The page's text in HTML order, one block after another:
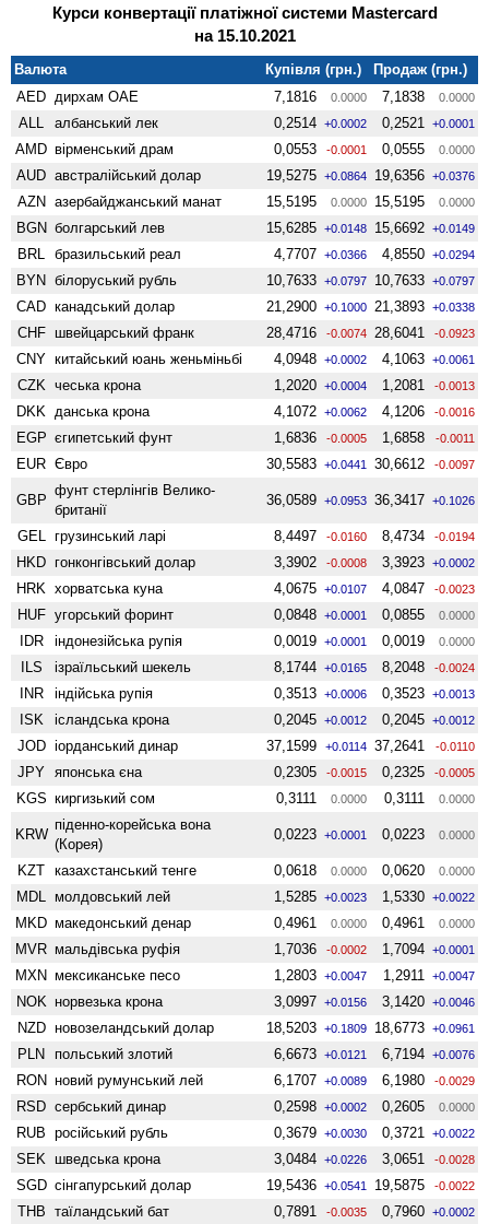
Курси конвертації платіжної системи Mastercard
на 15.10.2021
Валюта Купівля (грн.)
Продаж (грн.)
AED дирхам ОАЕ 7,1816 0.0000 7,1838 0.0000
ALL албанський лек 0,2514 +0.0002 0,2521 +0.0001
AMD вiрменський драм 0,0553 -0.0001 0,0555 0.0000
AUD австралійський долар 19,5275 +0.0864 19,6356 +0.0376
AZN азербайджанський манат 15,5195 0.0000 15,5195 0.0000
BGN болгарський лев 15,6285 +0.0148 15,6692 +0.0149
BRL бразильський реал 4,7707 +0.0366 4,8550 +0.0294
BYN білоруський рубль 10,7633 +0.0797 10,7633 +0.0797
CAD канадський долар 21,2900 +0.1000 21,3893 +0.0338
CHF швейцарський франк 28,4716 -0.0074 28,6041 -0.0923
CNY китайський юань женьмiньбi 4,0948 +0.0002 4,1063 +0.0061
CZK чеська крона 1,2020 +0.0004 1,2081 -0.0013
DKK данська крона 4,1072 +0.0062 4,1206 -0.0016
EGP єгипетський фунт 1,6836 -0.0005 1,6858 -0.0011
EUR Євро 30,5583 +0.0441 30,6612 -0.0097
GBP
фунт стерлінгів Велико­
британії
36,0589 +0.0953 36,3417 +0.1026
GEL грузинський ларі 8,4497 -0.0160 8,4734 -0.0194
HKD гонконгівський долар 3,3902 -0.0008 3,3923 +0.0002
HRK хорватська куна 4,0675 +0.0107 4,0847 -0.0023
HUF угорський форинт 0,0848 +0.0001 0,0855 0.0000
IDR індонезійська рупія 0,0019 +0.0001 0,0019 0.0000
ILS ізраїльський шекель 8,1744 +0.0165 8,2048 -0.0024
INR індійська рупія 0,3513 +0.0006 0,3523 +0.0013
ISK ісландська крона 0,2045 +0.0012 0,2045 +0.0012
JOD іорданський динар 37,1599 +0.0114 37,2641 -0.0110
JPY японська єна 0,2305 -0.0015 0,2325 -0.0005
KGS киргизький сом 0,3111 0.0000 0,3111 0.0000
KRW
піденно-корейська вона
(Корея)
0,0223 +0.0001 0,0223 0.0000
KZT казахстанський тенге 0,0618 0.0000 0,0620 0.0000
MDL молдовський лей 1,5285 +0.0023 1,5330 +0.0022
MKD македонський денар 0,4961 0.0000 0,4961 0.0000
MVR мальдівська руфія 1,7036 -0.0002 1,7094 +0.0001
MXN мексиканське песо 1,2803 +0.0047 1,2911 +0.0047
NOK норвезька крона 3,0997 +0.0156 3,1420 +0.0046
NZD ново­зеландський долар 18,5203 +0.1809 18,6773 +0.0961
PLN польський злотий 6,6673 +0.0121 6,7194 +0.0076
RON новий румунський лей 6,1707 +0.0089 6,1980 -0.0029
RSD сербський динар 0,2598 +0.0002 0,2605 0.0000
RUB російський рубль 0,3679 +0.0030 0,3721 +0.0022
SEK шведська крона 3,0484 +0.0226 3,0651 -0.0028
SGD сінгапурський долар 19,5436 +0.0541 19,5875 -0.0022
THB таїландський бат 0,7891 -0.0035 0,7960 +0.0002